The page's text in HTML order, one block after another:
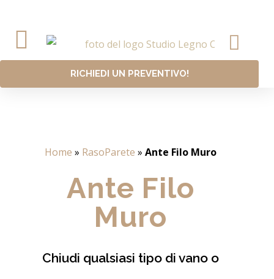
RICHIEDI UN PREVENTIVO!
Home » RasoParete »Ante Filo Muro
Ante Filo
Muro
Chiudi qualsiasi tipo di vano o